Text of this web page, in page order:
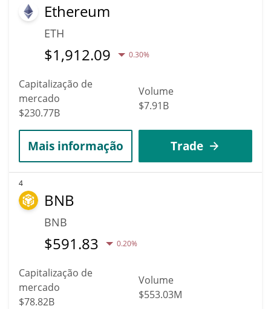
Ethereum
ETH
$1,912.09 0.30%
Capitalização de
mercado
$230.77B
Volume
$7.91B
Mais informação Trade
4
BNB
BNB
$591.83 0.20%
Capitalização de
mercado
$78.82B
Volume
$553.03M